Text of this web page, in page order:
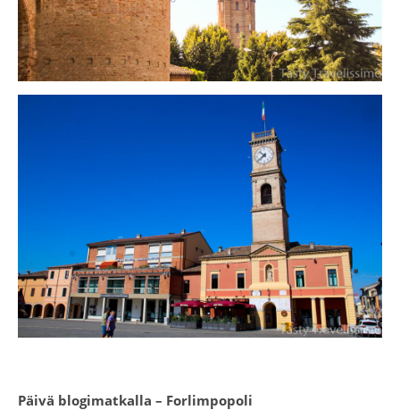
Päivä blogimatkalla – Forlimpopoli